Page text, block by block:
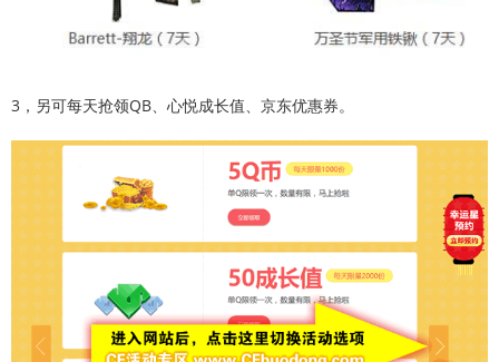
3，另可每天抢领QB、心悦成长值、京东优惠券。